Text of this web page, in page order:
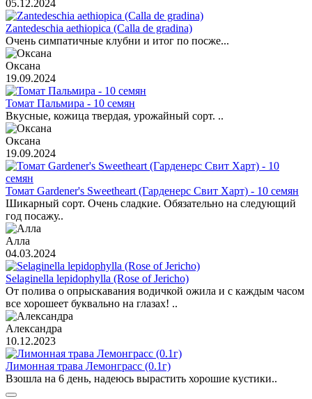
05.12.2024
Zantedeschia aethiopica (Calla de gradina)
Очень симпатичные клубни и итог по посже...
Оксана
19.09.2024
Томат Пальмира - 10 семян
Вкусные, кожица твердая, урожайный сорт. ..
Оксана
19.09.2024
Томат Gardener's Sweetheart (Гарденерс Свит Харт) - 10 семян
Шикарный сорт. Очень сладкие. Обязательно на следующий
год посажу..
Алла
04.03.2024
Selaginella lepidophylla (Rose of Jericho)
От полива о опрыскавания водичкой ожила и с каждым часом
все хорошеет буквально на глазах! ..
Александра
10.12.2023
Лимонная трава Лемонграсс (0.1г)
Взошла на 6 день, надеюсь вырастить хорошие кустики..